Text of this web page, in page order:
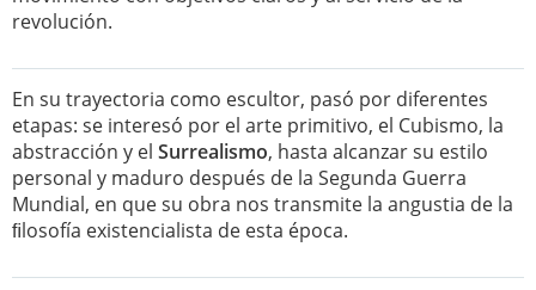
revolución.
En su trayectoria como escultor, pasó por diferentes
etapas: se interesó por el arte primitivo, el Cubismo, la
abstracción y el Surrealismo, hasta alcanzar su estilo
personal y maduro después de la Segunda Guerra
Mundial, en que su obra nos transmite la angustia de la
ﬁlosofía existencialista de esta época.